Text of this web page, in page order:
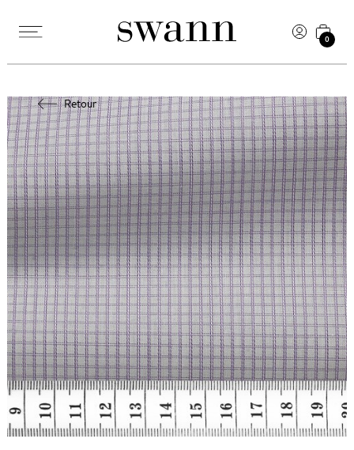
0
Retour